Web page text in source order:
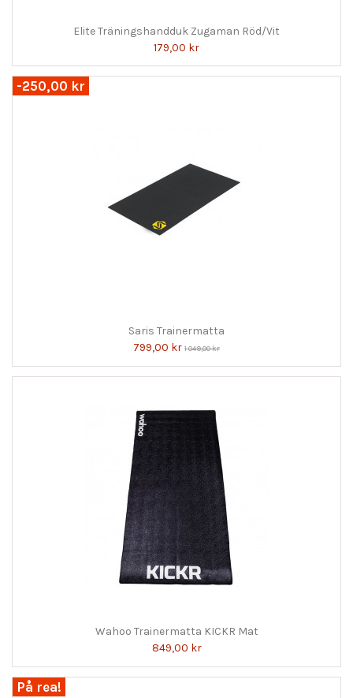
Elite Träningshandduk Zugaman Röd/Vit
179,00 kr
-250,00 kr
Saris Trainermatta
799,00 kr 1 049,00 kr
Wahoo Trainermatta KICKR Mat
849,00 kr
På rea!